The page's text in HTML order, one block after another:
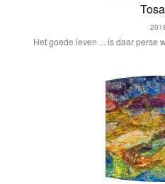
Het goede leven ... is daar perse